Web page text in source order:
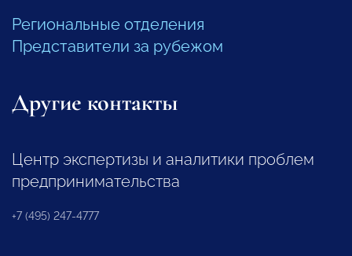
Региональные отделения
Представители за рубежом
Другие контакты
Центр экспертизы и аналитики проблем
предпринимательства
+7 (495) 247-4777